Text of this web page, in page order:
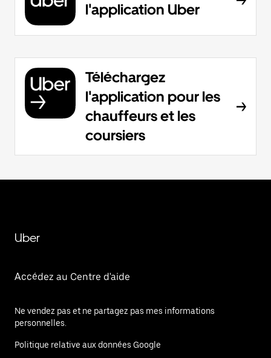
l'application Uber
Téléchargez
l'application pour les
chauffeurs et les
coursiers
Uber
Accédez au Centre d'aide
Ne vendez pas et ne partagez pas mes informations
personnelles.
Politique relative aux données Google